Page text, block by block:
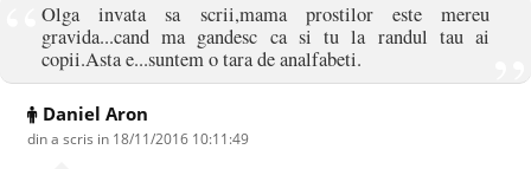
Olga invata sa scrii,mama prostilor este mereu
gravida...cand ma gandesc ca si tu la randul tau ai
copii.Asta e...suntem o tara de analfabeti.
Daniel Aron
din a scris in 18/11/2016 10:11:49